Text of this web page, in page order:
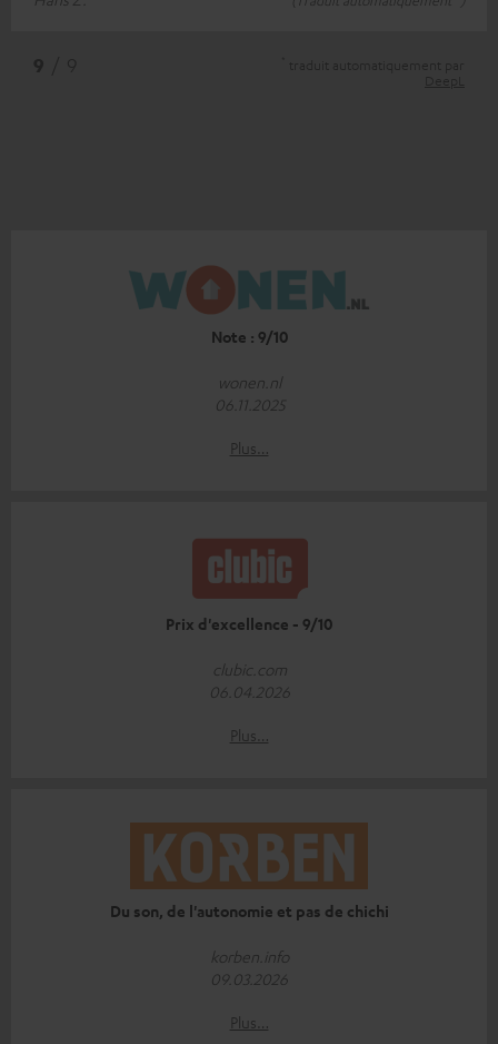
Note : 9/10
wonen.nl
06.11.2025
Plus…
Prix d'excellence - 9/10
clubic.com
06.04.2026
Plus…
Du son, de l'autonomie et pas de chichi
korben.info
09.03.2026
Plus…